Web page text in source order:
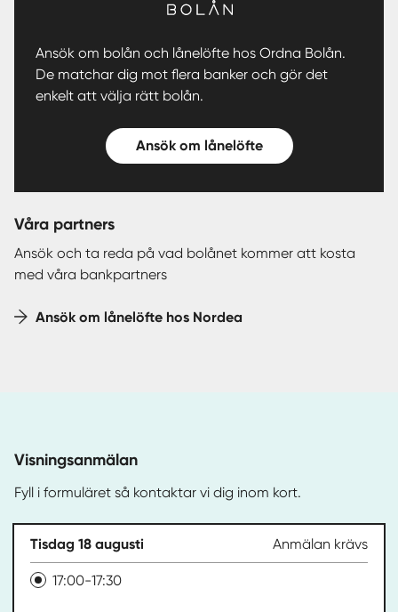
Ansök om bolån och lånelöfte hos Ordna Bolån.
De matchar dig mot flera banker och gör det
enkelt att välja rätt bolån.
Ansök om lånelöfte
Våra partners
Ansök och ta reda på vad bolånet kommer att kosta
med våra bankpartners
Ansök om lånelöfte hos Nordea
Visningsanmälan
Fyll i formuläret så kontaktar vi dig inom kort.
Tisdag 18 augusti Anmälan krävs
17:00-17:30